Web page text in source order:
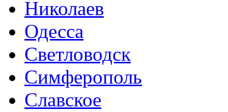
Николаев
Одесса
Светловодск
Симферополь
Славское